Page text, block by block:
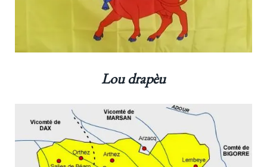
Lou drapèu